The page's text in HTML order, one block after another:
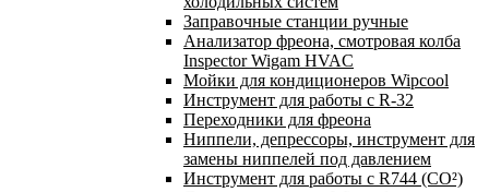
Заправочные станции ручные
Анализатор фреона, смотровая колба
Inspector Wigam HVAC
Мойки для кондиционеров Wipcool
Инструмент для работы с R-32
Переходники для фреона
Ниппели, депрессоры, инструмент для
замены ниппелей под давлением
Инструмент для работы с R744 (CO²)